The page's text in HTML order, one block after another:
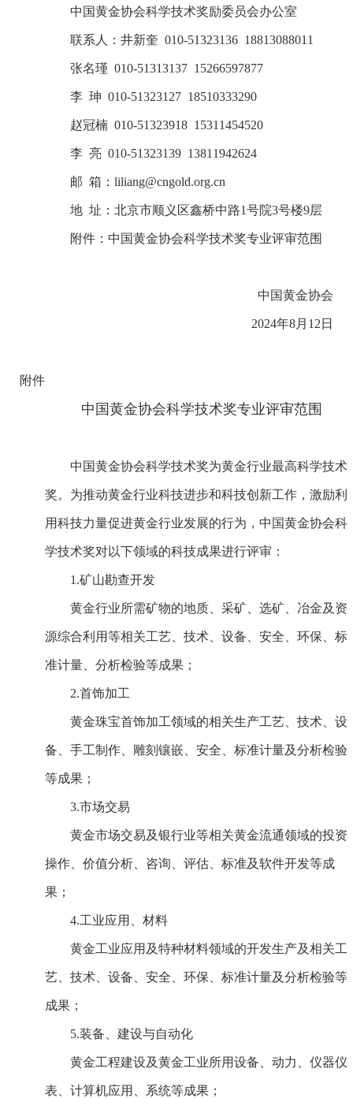
中国黄金协会科学技术奖励委员会办公室
联系人：井新奎 010-51323136 18813088011
张名瑾 010-51313137 15266597877
李 珅 010-51323127 18510333290
赵冠楠 010-51323918 15311454520
李 亮 010-51323139 13811942624
邮 箱：liliang@cngold.org.cn
地 址：北京市顺义区鑫桥中路1号院3号楼9层
附件：中国黄金协会科学技术奖专业评审范围
中国黄金协会
2024年8月12日
附件
中国黄金协会科学技术奖专业评审范围
中国黄金协会科学技术奖为黄金行业最高科学技术
奖。为推动黄金行业科技进步和科技创新工作，激励利
用科技力量促进黄金行业发展的行为，中国黄金协会科
学技术奖对以下领域的科技成果进行评审：
1.矿山勘查开发
黄金行业所需矿物的地质、采矿、选矿、冶金及资
源综合利用等相关工艺、技术、设备、安全、环保、标
准计量、分析检验等成果；
2.首饰加工
黄金珠宝首饰加工领域的相关生产工艺、技术、设
备、手工制作、雕刻镶嵌、安全、标准计量及分析检验
等成果；
3.市场交易
黄金市场交易及银行业等相关黄金流通领域的投资
操作、价值分析、咨询、评估、标准及软件开发等成
果；
4.工业应用、材料
黄金工业应用及特种材料领域的开发生产及相关工
艺、技术、设备、安全、环保、标准计量及分析检验等
成果；
5.装备、建设与自动化
黄金工程建设及黄金工业所用设备、动力、仪器仪
表、计算机应用、系统等成果；